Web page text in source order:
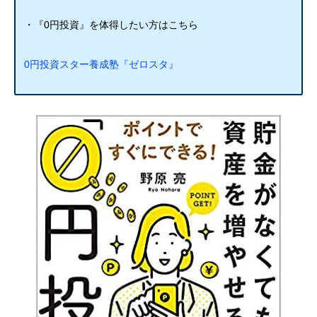
・『0円投資』を体得したい方はこちら
0円投資スター養成塾『ゼロスタ』